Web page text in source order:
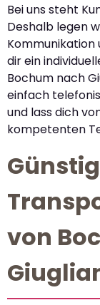
Bei uns steht
Deshalb legen
Kommunikation
dir ein
Bochum nach
einfach
und lass dich
kompetenten
von